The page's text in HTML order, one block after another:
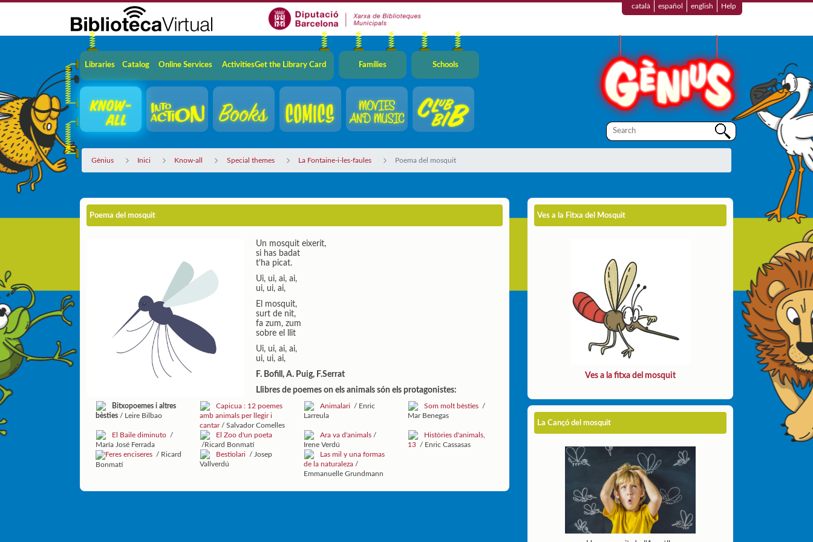
català español english Help
Navigation
Libraries Catalog Online Services ActivitiesGet the Library Card Famílies Schools
Gènius Inici Know-all Special themes La Fontaine-i-les-faules Poema del mosquit
Poema del mosquit
Un mosquit eixerit,
si has badat
t'ha picat.
Ui, ui, ai, ai,
ui, ui, ai,
El mosquit,
surt de nit,
fa zum, zum
sobre el llit
Ui, ui, ai, ai,
ui, ui, ai,
F. Bofill, A. Puig, F.Serrat
Llibres de poemes on els animals són els protagonistes:
Bitxopoemes i altres
bèsties / Leire Bilbao
Capicua : 12 poemes
amb animals per llegir i
cantar / Salvador Comelles
Animalari
/ Enric
Larreula
Som molt bèsties /
Mar Benegas
El Baile diminuto /
María José Ferrada
El Zoo d'un poeta
/Ricard Bonmatí
Ara va d'animals /
Irene Verdú
Històries d'animals,
13 / Enric Cassasas
Feres enciseres / Ricard
Bonmatí
Bestiolari
/ Josep
Vallverdú
Las mil y una formas
de la naturaleza /
Emmanuelle Grundmann
Ves a la Fitxa del Mosquit
Ves a la fitxa del mosquit
La Cançó del mosquit